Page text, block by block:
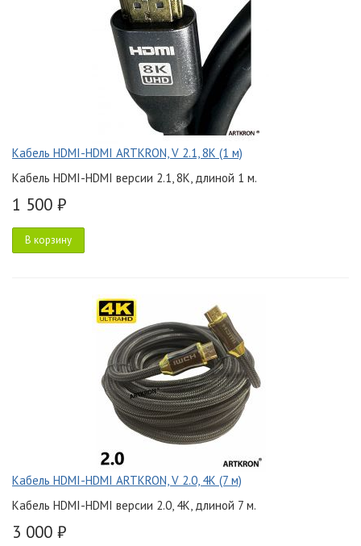
Кабель HDMI-HDMI ARTKRON, V 2.1, 8K (1 м)
Кабель HDMI-HDMI версии 2.1, 8K, длиной 1 м.
1 500 ₽
В корзину
Кабель HDMI-HDMI ARTKRON, V 2.0, 4K (7 м)
Кабель HDMI-HDMI версии 2.0, 4K, длиной 7 м.
3 000 ₽